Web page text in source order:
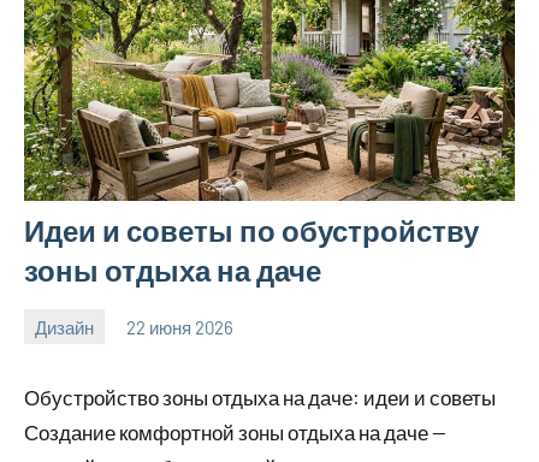
Идеи и советы по обустройству
зоны отдыха на даче
Дизайн 22 июня 2026
calvinken_co
Обустройство зоны отдыха на даче: идеи и советы
Создание комфортной зоны отдыха на даче —